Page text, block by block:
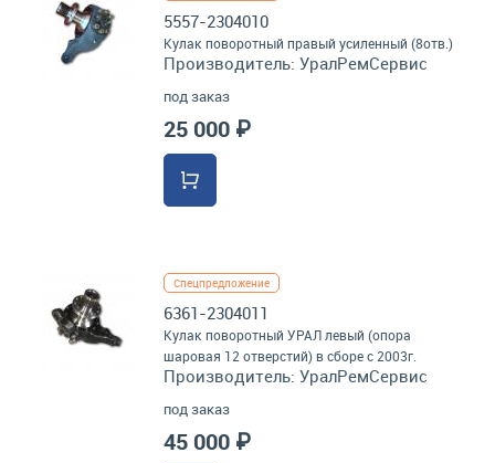
5557-2304010
Кулак поворотный правый усиленный (8отв.)
Производитель: УралРемСервис
под заказ
25 000 ₽
Спецпредложение
6361-2304011
Кулак поворотный УРАЛ левый (опора
шаровая 12 отверстий) в сборе с 2003г.
Производитель: УралРемСервис
под заказ
45 000 ₽